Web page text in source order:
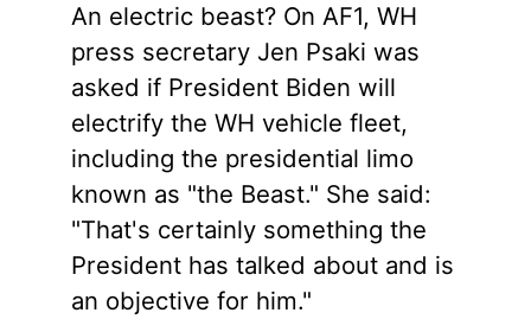
An electric beast? On AF1, WH
press secretary Jen Psaki was
asked if President Biden will
electrify the WH vehicle fleet,
including the presidential limo
known as "the Beast." She said:
"That's certainly something the
President has talked about and is
an objective for him."